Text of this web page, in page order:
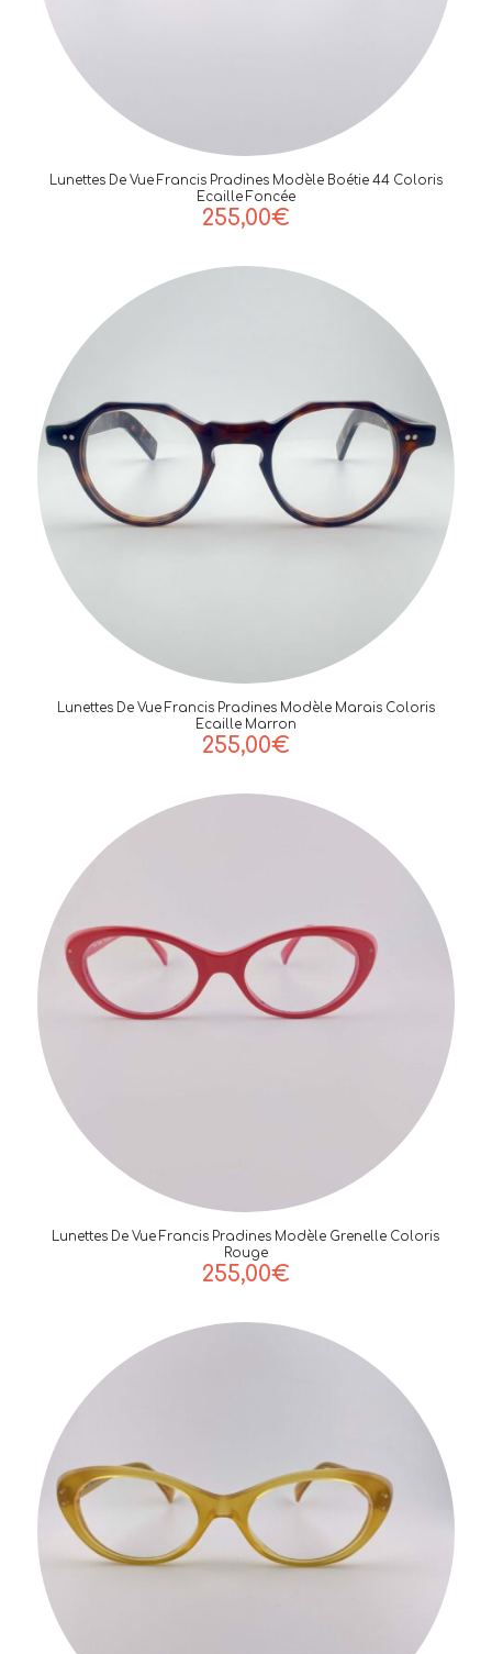
Lunettes De Vue Francis Pradines Modèle Boétie 44 Coloris
Ecaille Foncée
255,00€
Lunettes De Vue Francis Pradines Modèle Marais Coloris
Ecaille Marron
255,00€
Lunettes De Vue Francis Pradines Modèle Grenelle Coloris
Rouge
255,00€